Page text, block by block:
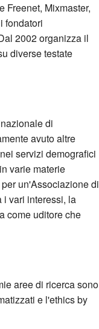
Freenet, Mixmaster,
fondatori
2002 organizza il
diverse testate
di
avuto altre
servizi demografici
varie materie
un'Associazione di
i vari interessi, la
come uditore che
aree di ricerca sono
e l'ethics by